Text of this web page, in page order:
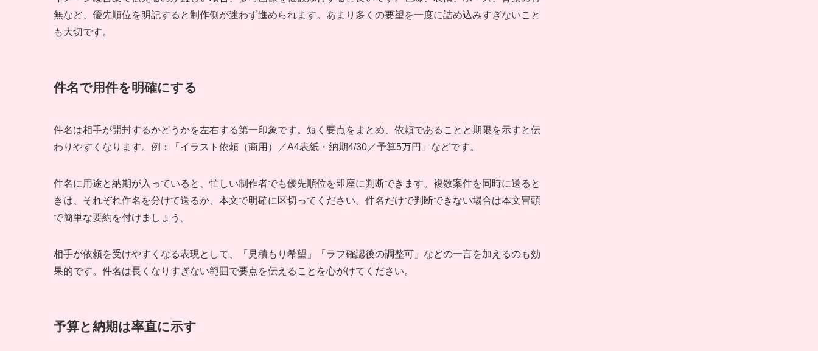
無など、優先順位を明記すると制作側が迷わず進められます。あまり多くの要望を一度に詰め込みすぎないこと
も大切です。
件名で用件を明確にする
件名は相手が開封するかどうかを左右する第一印象です。短く要点をまとめ、依頼であることと期限を示すと伝
わりやすくなります。例：「イラスト依頼（商用）／A4表紙・納期4/30／予算5万円」などです。
件名に用途と納期が入っていると、忙しい制作者でも優先順位を即座に判断できます。複数案件を同時に送ると
きは、それぞれ件名を分けて送るか、本文で明確に区切ってください。件名だけで判断できない場合は本文冒頭
で簡単な要約を付けましょう。
相手が依頼を受けやすくなる表現として、「見積もり希望」「ラフ確認後の調整可」などの一言を加えるのも効
果的です。件名は長くなりすぎない範囲で要点を伝えることを心がけてください。
予算と納期は率直に示す